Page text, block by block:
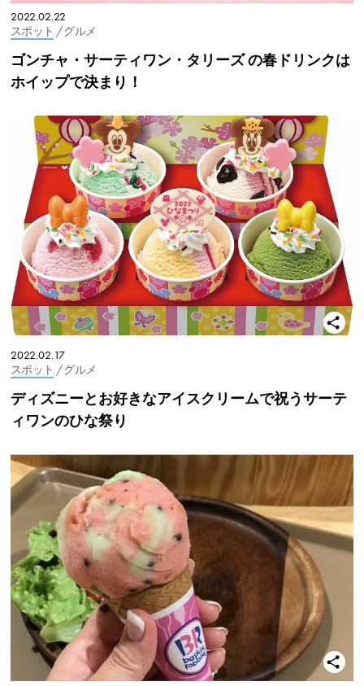
2022.02.22
スポット / グルメ
ゴンチャ・サーティワン・タリーズ の春ドリンクは
ホイップで決まり！
2022.02.17
スポット / グルメ
ディズニーとお好きなアイスクリームで祝うサーテ
ィワンのひな祭り